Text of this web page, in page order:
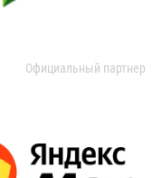
Официальный партнер